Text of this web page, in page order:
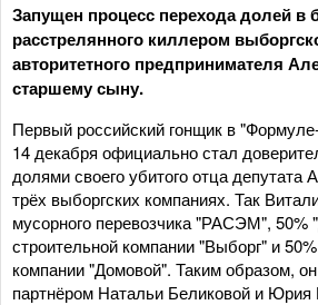
Запущен процесс перехода долей в
расстрелянного киллером
авторитетного предпринимателя
старшему сыну.
Первый российский гонщик в
14 декабря официально стал
долями своего убитого отца депутата
трёх выборгских компаниях. Так
мусорного перевозчика "РАСЭМ", 50%
строительной компании "Выборг" и
компании "Домовой". Таким образом,
партнёром Натальи Беликовой и